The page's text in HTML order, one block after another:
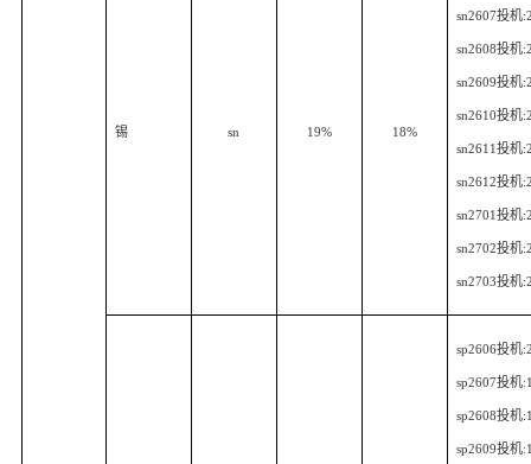
锡 sn 19% 18%
sn2607投机
sn2608投机
sn2609投机
sn2610投机
sn2611投机
sn2612投机
sn2701投机
sn2702投机
sn2703投机
sp2606投机
sp2607投机
sp2608投机
sp2609投机